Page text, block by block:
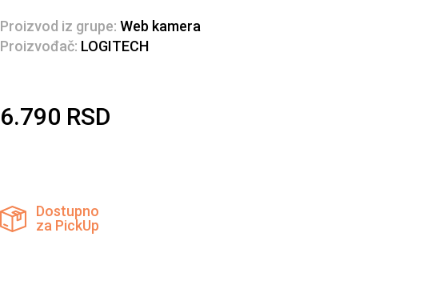
Proizvod iz grupe: Web kamera
Proizvođač: LOGITECH
6.790 RSD
Dostupno
za PickUp